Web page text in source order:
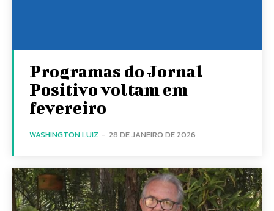
Programas do Jornal
Positivo voltam em
fevereiro
WASHINGTON LUIZ - 28 DE JANEIRO DE 2026